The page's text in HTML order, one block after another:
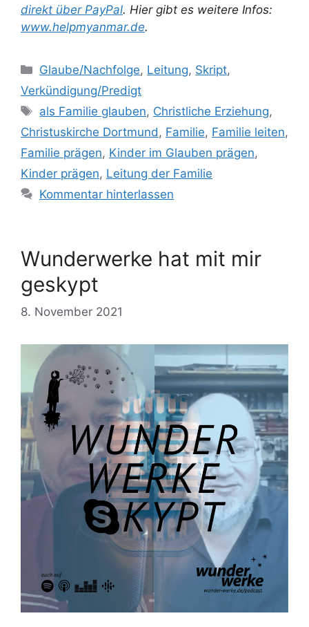
direkt über PayPal. Hier gibt es weitere Infos:
www.helpmyanmar.de.
Kategorien
Glaube/Nachfolge, Leitung, Skript,
Verkündigung/Predigt
Schlagwörter
als Familie glauben, Christliche Erziehung,
Christuskirche Dortmund, Familie, Familie leiten,
Familie prägen, Kinder im Glauben prägen,
Kinder prägen, Leitung der Familie
Kommentar hinterlassen
Wunderwerke hat mit mir
geskypt
8. November 2021